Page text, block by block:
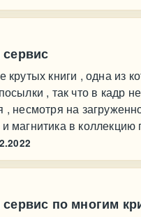
крутых книги , одна из
, так что в кадр
, несмотря на
магнитика в коллекцию
по многим